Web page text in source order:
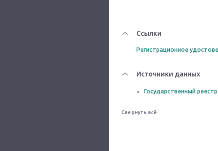
Ссылки
Регистрационное
Источники данных
Государственный
Свернуть всё